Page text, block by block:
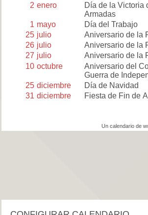
2 enero
Día de la Victoria
Armadas
1 mayo
Día del Trabajo
25 julio
Aniversario de la
26 julio
Aniversario de la
27 julio
Aniversario de la
10 octubre
Aniversario del
Guerra de
25 diciembre
Día de Navidad
31 diciembre Fiesta de Fin de
Un calendario de